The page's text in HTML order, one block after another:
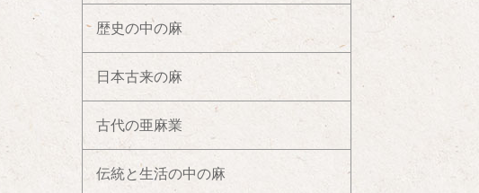
歴史の中の麻
日本古来の麻
古代の亜麻業
伝統と生活の中の麻